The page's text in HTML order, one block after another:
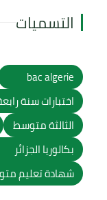
التسميات
bac algerie
اختبارات سنة
الثالثة متوسط
بكالوريا الجزائر
شهادة تعليم